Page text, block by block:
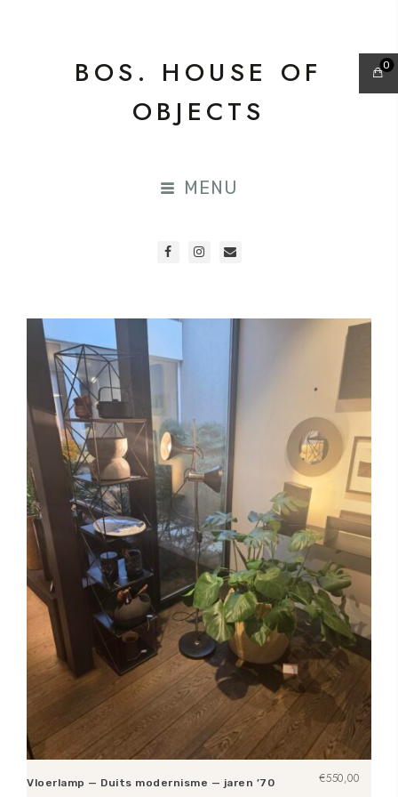
BOS. HOUSE OF
OBJECTS
MENU
Vloerlamp — Duits modernisme — jaren ’70 €550,00
0